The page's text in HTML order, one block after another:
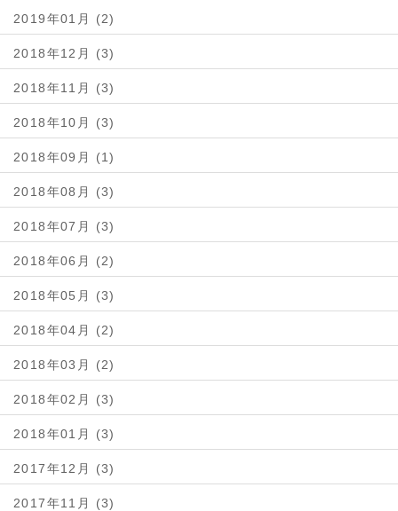
2019年01月 (2)
2018年12月 (3)
2018年11月 (3)
2018年10月 (3)
2018年09月 (1)
2018年08月 (3)
2018年07月 (3)
2018年06月 (2)
2018年05月 (3)
2018年04月 (2)
2018年03月 (2)
2018年02月 (3)
2018年01月 (3)
2017年12月 (3)
2017年11月 (3)